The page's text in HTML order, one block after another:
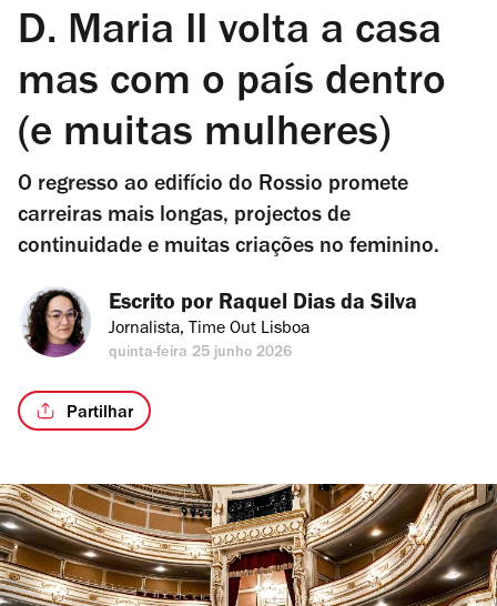
D. Maria II volta a casa
mas com o país dentro
(e muitas mulheres)
O regresso ao edifício do Rossio promete
carreiras mais longas, projectos de
continuidade e muitas criações no feminino.
Escrito por Raquel Dias da Silva
Jornalista, Time Out Lisboa
quinta-feira 25 junho 2026
Partilhar